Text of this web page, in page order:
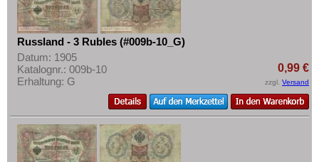
Russland - 3 Rubles (#009b-10_G)
Datum: 1905
Katalognr.: 009b-10
Erhaltung: G
0,99 €
zzgl. Versand